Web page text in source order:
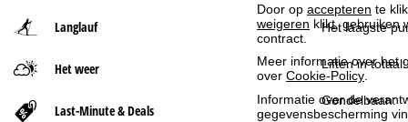
Door op accepteren te
weigeren klikt, gebruiken
contract.
Meer informatie over het
over Cookie-Policy
Informatie over de
gegevensbescherming
Langlauf
Het weer
Last-Minute & Deals
p
a
g
Het laagste
Liften in totaal:
Gondelbaan: